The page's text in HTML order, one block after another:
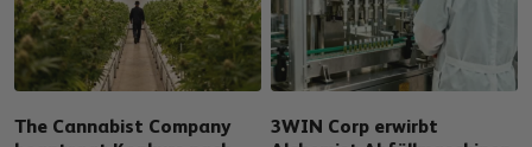
The Cannabist Company
3WIN Corp erwirbt